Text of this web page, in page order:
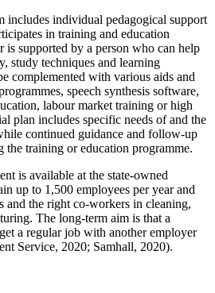
includes individual pedagogical support
in training and education
is supported by a person who can help
study techniques and learning
complemented with various aids and
speech synthesis software,
labour market training or high
plan includes specific needs of and the
continued guidance and follow-up
the training or education programme.
is available at the state-owned
up to 1,500 employees per year and
and the right co-workers in cleaning,
The long-term aim is that a
a regular job with another employer
Service, 2020; Samhall, 2020).